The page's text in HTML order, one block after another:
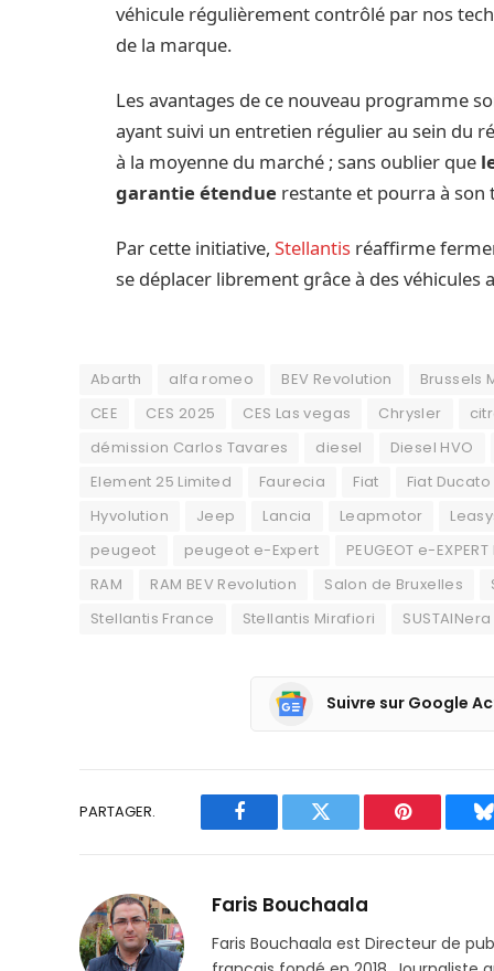
véhicule régulièrement contrôlé par nos
de la marque.
Les avantages de ce nouveau programme
ayant suivi un entretien régulier au sein du
à la moyenne du marché ; sans oublier que
garantie étendue restante et pourra à
Par cette initiative,Stellantis réaffirme
se déplacer librement grâce à des véhicules
Abarth alfa romeo BEV Revolution Brussels
CEE
CES 2025 CES Las vegas Chrysler
démission Carlos Tavares
diesel Diesel HVO
Element 25 Limited
Faurecia Fiat Fiat Ducato
Hyvolution
Jeep Lancia Leapmotor
peugeot
peugeot e-Expert PEUGEOT e-
RAM
RAM BEV Revolution Salon de Bruxelles
Stellantis France
Stellantis Mirafiori SUSTAINera
Suivre sur Google
PARTAGER.
Facebook Twitter Pinterest
Faris Bouchaala
Faris Bouchaala est Directeur de